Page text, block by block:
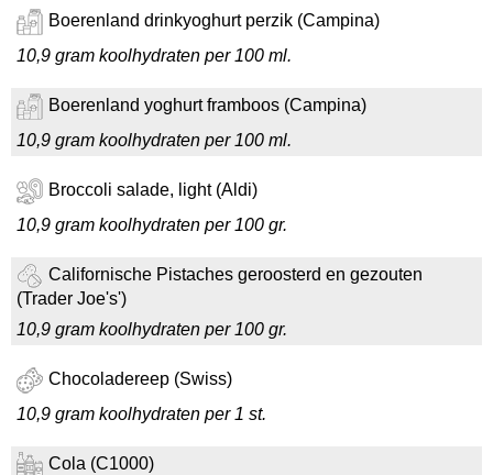
Boerenland drinkyoghurt perzik (Campina)
10,9 gram koolhydraten per 100 ml.
Boerenland yoghurt framboos (Campina)
10,9 gram koolhydraten per 100 ml.
Broccoli salade, light (Aldi)
10,9 gram koolhydraten per 100 gr.
Californische Pistaches geroosterd en gezouten
(Trader Joe's')
10,9 gram koolhydraten per 100 gr.
Chocoladereep (Swiss)
10,9 gram koolhydraten per 1 st.
Cola (C1000)